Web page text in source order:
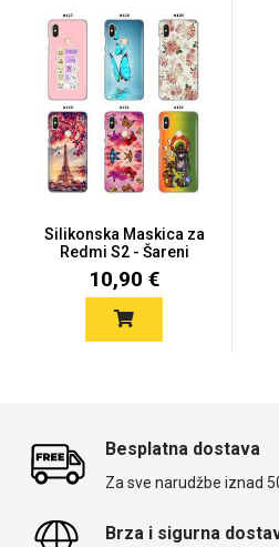
Silikonska Maskica za
Redmi S2 - Šareni
motiv...
10,90 €
Besplatna dostava
Za sve narudžbe iznad
Brza i sigurna